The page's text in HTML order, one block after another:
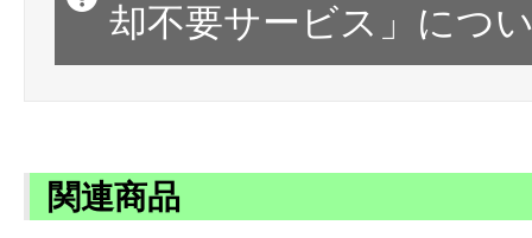
却不要サービス」につ
関連商品